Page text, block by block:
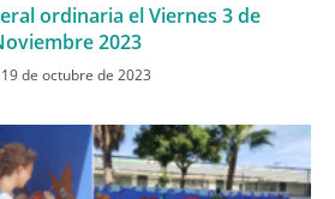
ordinaria el Viernes 3 de
2023
19 de octubre de 2023